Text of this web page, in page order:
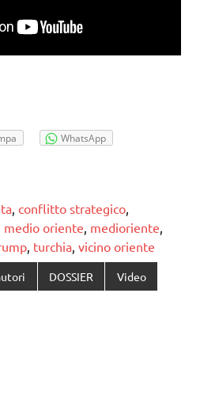
WhatsApp
, conflitto strategico,
medio oriente, medioriente,
, turchia, vicino oriente
DOSSIER Video